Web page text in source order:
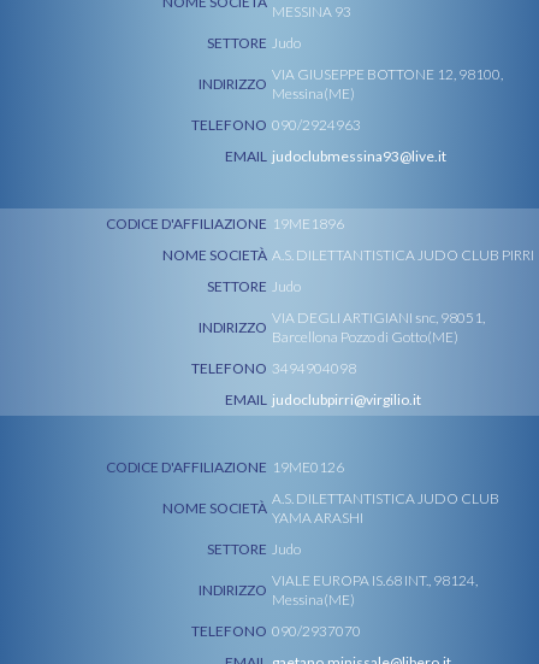
MESSINA 93
SETTORE Judo
INDIRIZZO
VIA GIUSEPPE BOTTONE 12, 98100,
Messina(ME)
TELEFONO 090/2924963
EMAIL judoclubmessina93@live.it
CODICE D'AFFILIAZIONE 19ME1896
NOME SOCIETÀ A.S. DILETTANTISTICA JUDO CLUB PIRRI
SETTORE Judo
INDIRIZZO
VIA DEGLI ARTIGIANI snc, 98051,
Barcellona Pozzo di Gotto(ME)
TELEFONO 3494904098
EMAIL judoclubpirri@virgilio.it
CODICE D'AFFILIAZIONE 19ME0126
NOME SOCIETÀ
A.S. DILETTANTISTICA JUDO CLUB
YAMA ARASHI
SETTORE Judo
INDIRIZZO
VIALE EUROPA IS.68 INT., 98124,
Messina(ME)
TELEFONO 090/2937070